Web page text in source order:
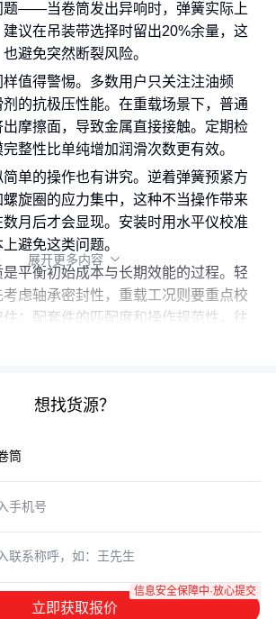
题——当卷筒发出异响时，弹簧实际上
议在吊装带选择时留出20%余量，这
避免突然断裂风险。
值得警惕。多数用户只关注注油频
的抗极压性能。在重载场景下，普通
摩擦面，导致金属直接接触。定期检
整性比单纯增加润滑次数更有效。
单的操作也有讲究。逆着弹簧预紧方
旋圈的应力集中，这种不当操作带来
月后才会显现。安装时用水平仪校准
避免这类问题。
平衡初始成本与长期效能的过程。轻
虑轴承密封性，重载工况则要重点校
：配套件的匹配度和操作规范性，往
展开更多内容 
想找货源？
立即获取报价
信息安全保障中·放心提交